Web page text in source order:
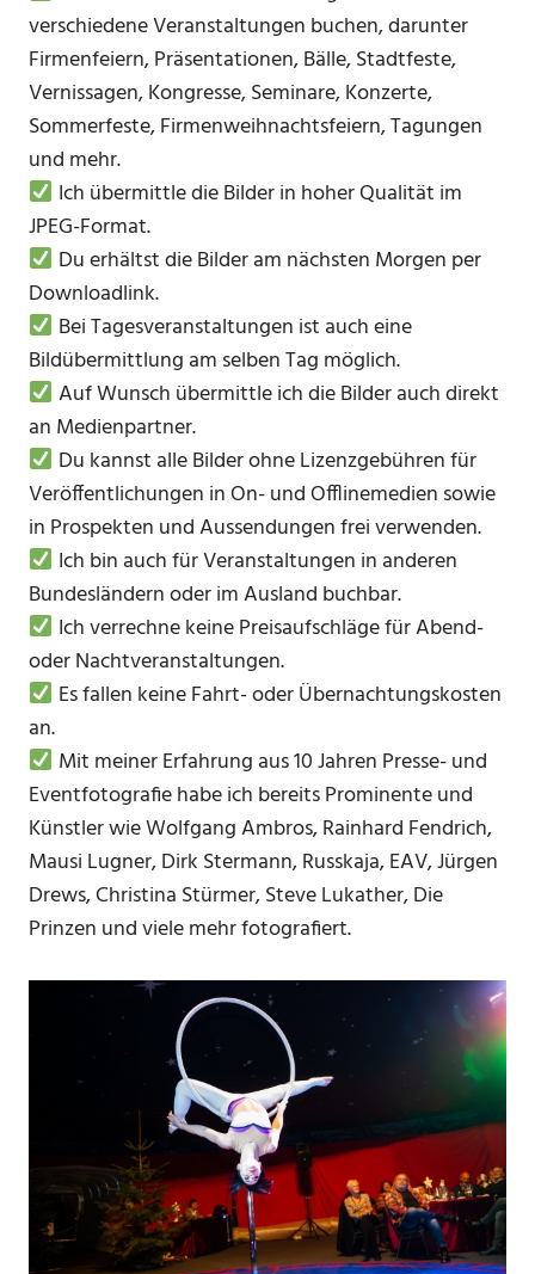
verschiedene Veranstaltungen buchen, darunter
Firmenfeiern, Präsentationen, Bälle, Stadtfeste,
Vernissagen, Kongresse, Seminare, Konzerte,
Sommerfeste, Firmenweihnachtsfeiern, Tagungen
und mehr.
Ich übermittle die Bilder in hoher Qualität im
JPEG-Format.
Du erhältst die Bilder am nächsten Morgen per
Downloadlink.
Bei Tagesveranstaltungen ist auch eine
Bildübermittlung am selben Tag möglich.
Auf Wunsch übermittle ich die Bilder auch direkt
an Medienpartner.
Du kannst alle Bilder ohne Lizenzgebühren für
Veröffentlichungen in On- und Offlinemedien sowie
in Prospekten und Aussendungen frei verwenden.
Ich bin auch für Veranstaltungen in anderen
Bundesländern oder im Ausland buchbar.
Ich verrechne keine Preisaufschläge für Abend-
oder Nachtveranstaltungen.
Es fallen keine Fahrt- oder Übernachtungskosten
an.
Mit meiner Erfahrung aus 10 Jahren Presse- und
Eventfotografie habe ich bereits Prominente und
Künstler wie Wolfgang Ambros, Rainhard Fendrich,
Mausi Lugner, Dirk Stermann, Russkaja, EAV, Jürgen
Drews, Christina Stürmer, Steve Lukather, Die
Prinzen und viele mehr fotografiert.